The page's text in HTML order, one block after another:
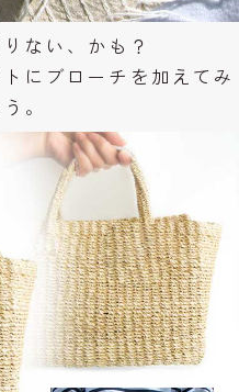
ない、かも？
にブローチを加えてみ
。